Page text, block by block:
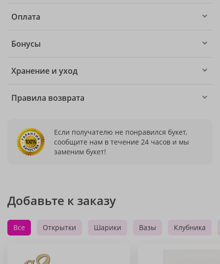
Оплата
Бонусы
Хранение и уход
Правила возврата
Если получателю не понравился букет,
сообщите нам в течение 24 часов и мы
заменим букет!
Добавьте к заказу
Все Открытки Шарики Вазы Клубника